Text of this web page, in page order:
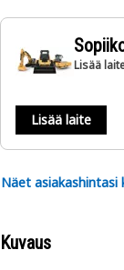
Lisää
Lisää laite
Näet asiakashintasi
Kuvaus